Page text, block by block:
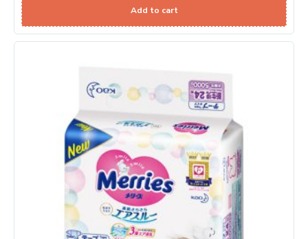
Add to cart